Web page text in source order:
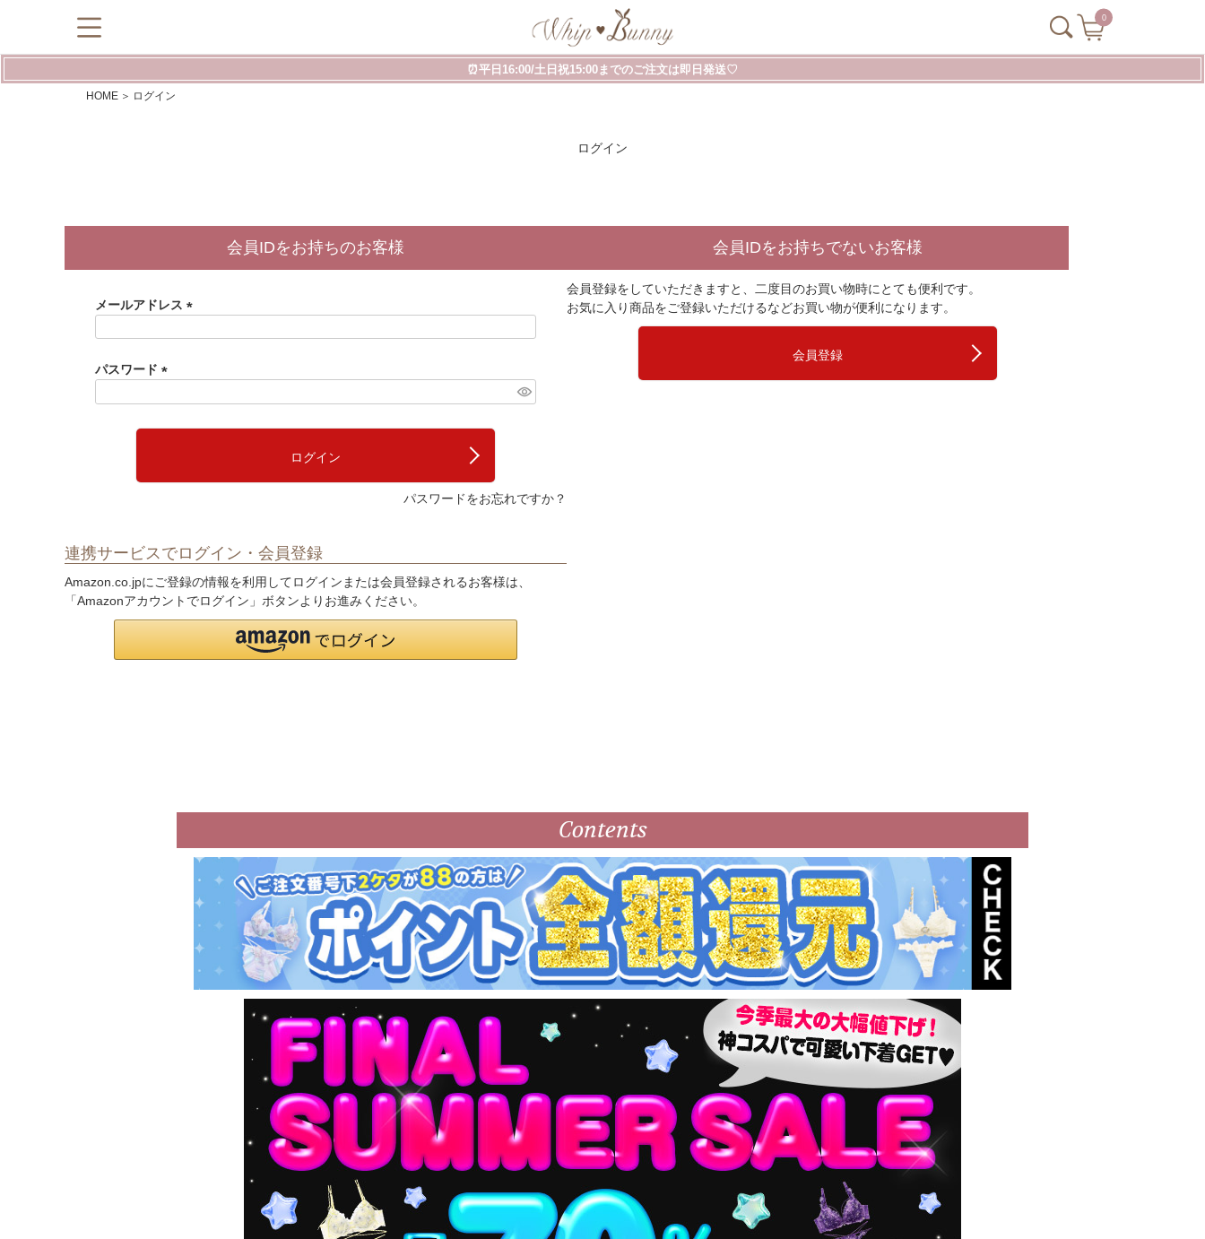
0
⏰平日16:00/土日祝15:00までのご注文は即日発送♡
HOME ログイン
ログイン
会員IDをお持ちのお客様
メールアドレス
)
パスワード
須
ログイン
パスワードをお忘れですか？
連携サービスでログイン・会員登録
Amazon.co.jpにご登録の情報を利用してログインまたは会員登録されるお客様は、
「Amazonアカウントでログイン」ボタンよりお進みください。
会員IDをお持ちでないお客様
会員登録をしていただきますと、二度目のお買い物時にとても便利です。
お気に入り商品をご登録いただけるなどお買い物が便利になります。
会員登録
Contents